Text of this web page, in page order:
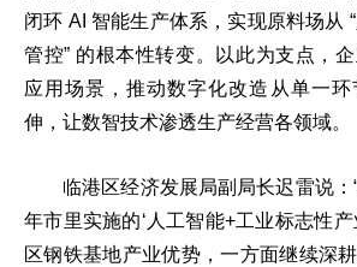
闭环 AI 智能生产体系，实现原料场从
管控” 的根本性转变。以此为支点，
应用场景，推动数字化改造从单一
伸，让数智技术渗透生产经营各领域。
临港区经济发展局副局长迟雷说：
年市里实施的‘人工智能+工业标志性
区钢铁基地产业优势，一方面继续深